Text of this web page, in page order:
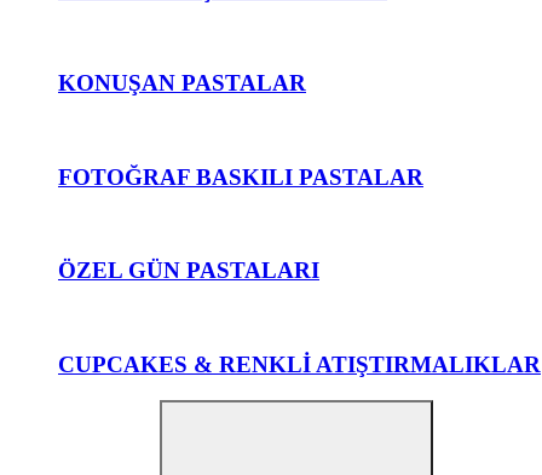
KONUŞAN PASTALAR
FOTOĞRAF BASKILI PASTALAR
ÖZEL GÜN PASTALARI
CUPCAKES & RENKLİ ATIŞTIRMALIKLAR